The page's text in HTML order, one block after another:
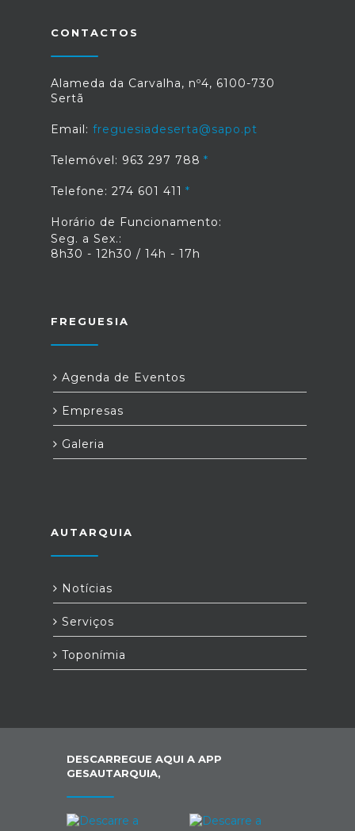
CONTACTOS
Alameda da Carvalha, nº4, 6100-730
Sertã
Email: freguesiadeserta@sapo.pt
Telemóvel: 963 297 788
Telefone: 274 601 411
Horário de Funcionamento:
Seg. a Sex.:
8h30 - 12h30 / 14h - 17h
FREGUESIA
Agenda de Eventos
Empresas
Galeria
AUTARQUIA
Notícias
Serviços
Toponímia
DESCARREGUE AQUI A APP
GESAUTARQUIA,